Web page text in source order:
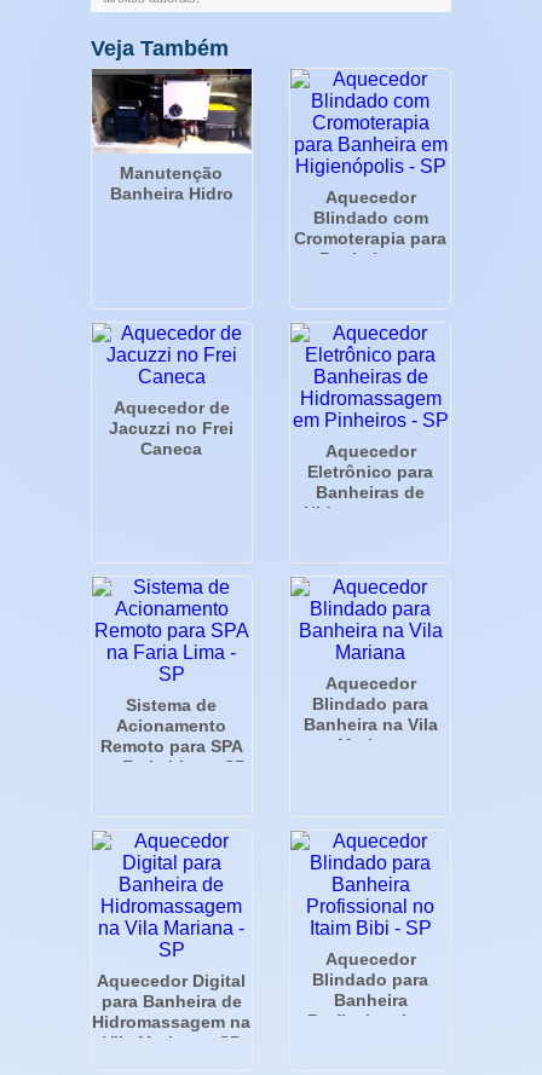
Veja Também
Manutenção
Banheira Hidro
Aquecedor
Blindado com
Cromoterapia para
Banheira em
Aquecedor de
Jacuzzi no Frei
Caneca
Aquecedor
Eletrônico para
Banheiras de
Hidromassagem
Sistema de
Acionamento
Remoto para SPA
na Faria Lima - SP
Aquecedor
Blindado para
Banheira na Vila
Mariana
Aquecedor Digital
para Banheira de
Hidromassagem na
Vila Mariana - SP
Aquecedor
Blindado para
Banheira
Profissional no